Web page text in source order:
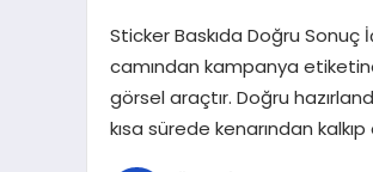
Sticker Baskıda Doğru
camından kampanya
görsel araçtır. Doğru
kısa sürede kenarından